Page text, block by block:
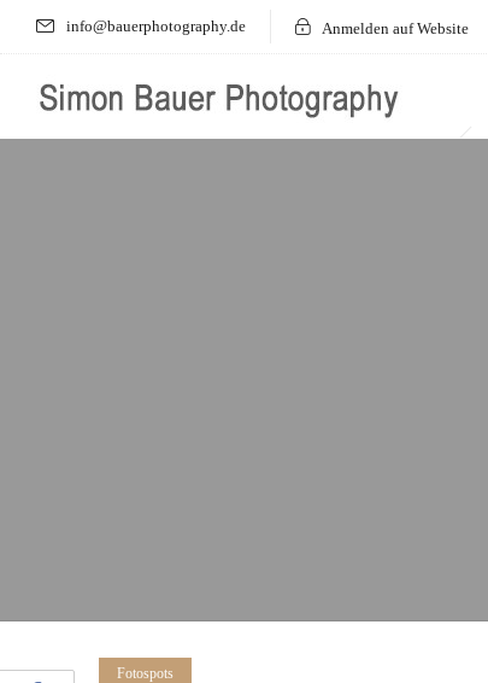
info@bauerphotography.de Anmelden auf Website
Fotospots